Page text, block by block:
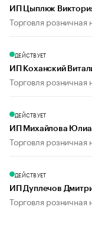
ИП Цыплюк
Торговля
ДЕЙСТВУЕТ
ИП Коханский
Торговля
ДЕЙСТВУЕТ
ИП Михайлова
Торговля
ДЕЙСТВУЕТ
ИП Дуплечов
Торговля